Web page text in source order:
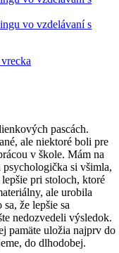
vo vzdelávaní s
pascách.
ale niektoré boli pre
v škole. Mám na
psychologička si všimla,
pri stoloch, ktoré
ale urobila
že lepšie sa
nedozvedeli výsledok.
pamäte uložia najprv do
do dlhodobej.